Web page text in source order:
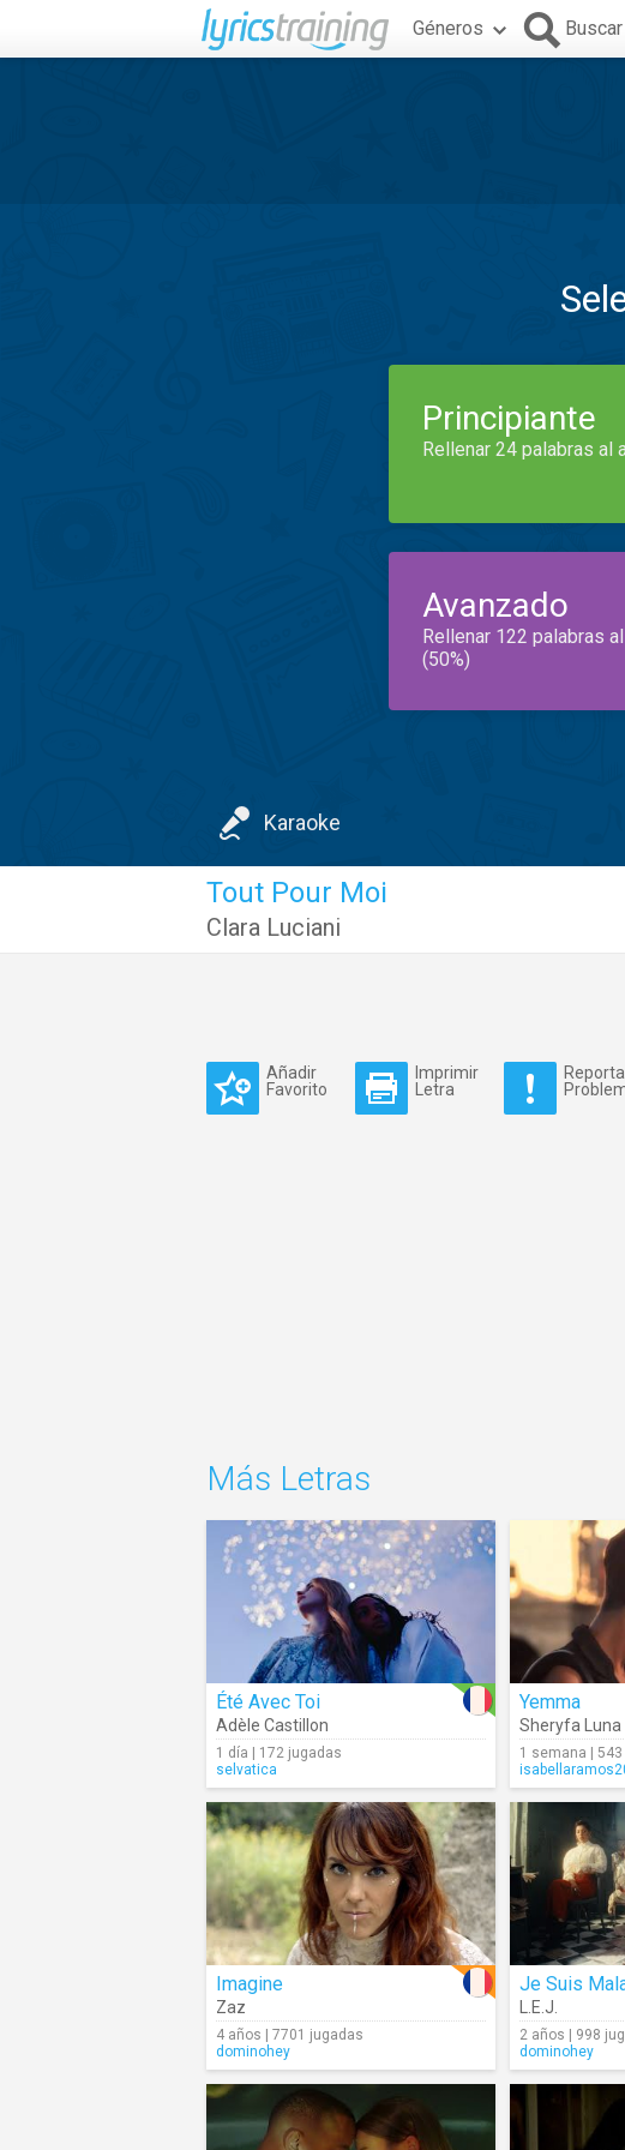
Géneros Buscar
Principiante
Rellenar 24 palabras al
Avanzado
Rellenar 122 palabras
(50%)
Karaoke
Tout Pour Moi
Clara Luciani
Añadir
Favorito
Imprimir
Letra
Más Letras
Été Avec Toi
Adèle Castillon
1 día | 172 jugadas
selvatica
Yemma
Sheryfa Luna
1 semana |
Imagine
Zaz
4 años | 7701 jugadas
dominohey
Je Suis
L.E.J.
2 años | 998
dominohey